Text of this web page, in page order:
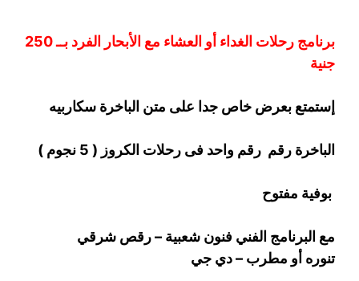
برنامج رحلات الغداء أو العشاء مع الأبحار الفرد بــ 250
جنية
إستمتع بعرض خاص جدا على متن الباخرة سكاربيه
الباخرة رقم رقم واحد فى رحلات الكروز ( 5 نجوم )
بوفية مفتوح
مع البرنامج الفني فنون شعبية – رقص شرقي
تنوره أو مطرب – دي جي